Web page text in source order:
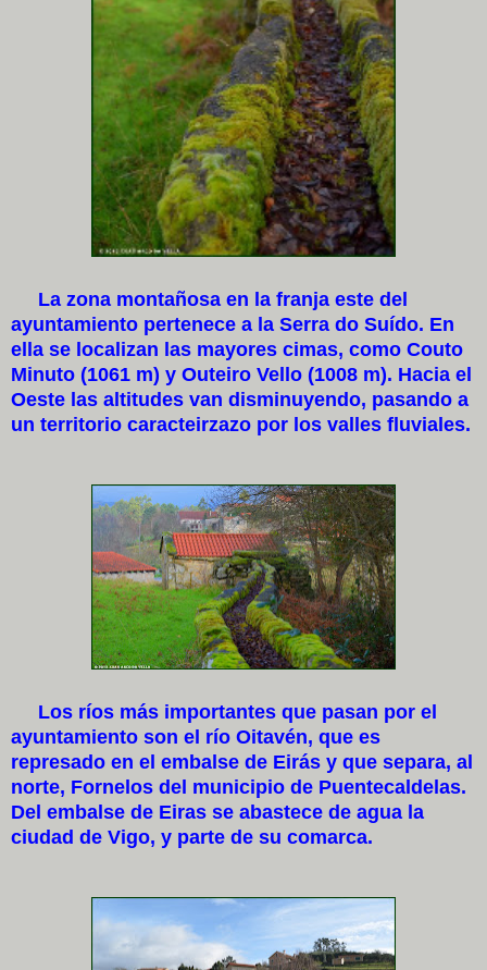
La zona montañosa en la franja este del
ayuntamiento pertenece a la Serra do Suído. En
ella se localizan las mayores cimas, como Couto
Minuto (1061 m) y Outeiro Vello (1008 m). Hacia el
Oeste las altitudes van disminuyendo, pasando a
un territorio caracteirzazo por los valles fluviales.
Los ríos más importantes que pasan por el
ayuntamiento son el río Oitavén, que es
represado en el embalse de Eirás y que separa, al
norte, Fornelos del municipio de Puentecaldelas.
Del embalse de Eiras se abastece de agua la
ciudad de Vigo, y parte de su comarca.